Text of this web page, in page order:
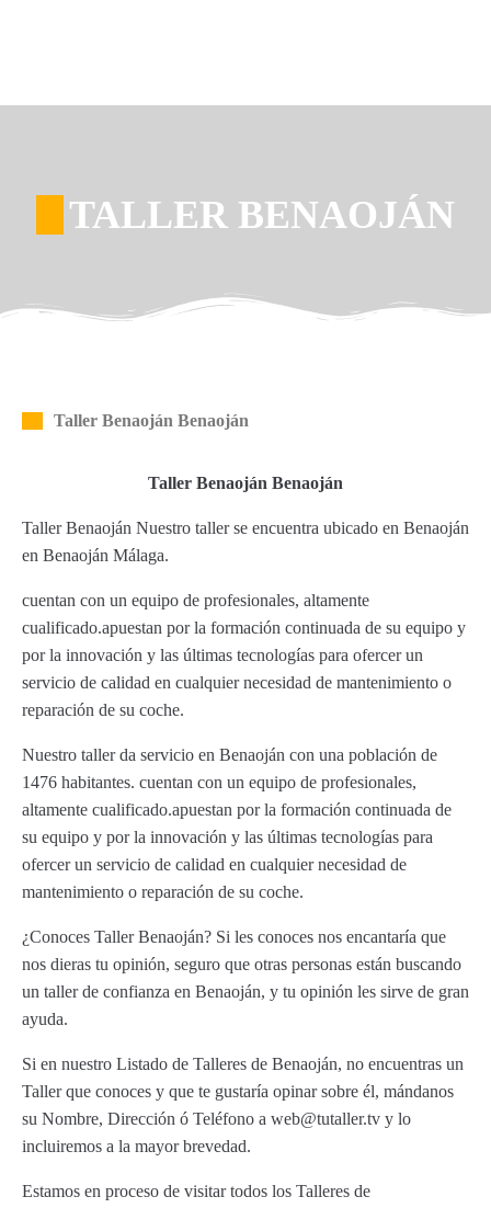
TALLER BENAOJÁN
Taller Benaoján Benaoján
Taller Benaoján Benaoján
Taller Benaoján Nuestro taller se encuentra ubicado en Benaoján
en Benaoján Málaga.
cuentan con un equipo de profesionales, altamente
cualificado.apuestan por la formación continuada de su equipo y
por la innovación y las últimas tecnologías para ofercer un
servicio de calidad en cualquier necesidad de mantenimiento o
reparación de su coche.
Nuestro taller da servicio en Benaoján con una población de
1476 habitantes. cuentan con un equipo de profesionales,
altamente cualificado.apuestan por la formación continuada de
su equipo y por la innovación y las últimas tecnologías para
ofercer un servicio de calidad en cualquier necesidad de
mantenimiento o reparación de su coche.
¿Conoces Taller Benaoján? Si les conoces nos encantaría que
nos dieras tu opinión, seguro que otras personas están buscando
un taller de confianza en Benaoján, y tu opinión les sirve de gran
ayuda.
Si en nuestro Listado de Talleres de Benaoján, no encuentras un
Taller que conoces y que te gustaría opinar sobre él, mándanos
su Nombre, Dirección ó Teléfono a web@tutaller.tv y lo
incluiremos a la mayor brevedad.
Estamos en proceso de visitar todos los Talleres de